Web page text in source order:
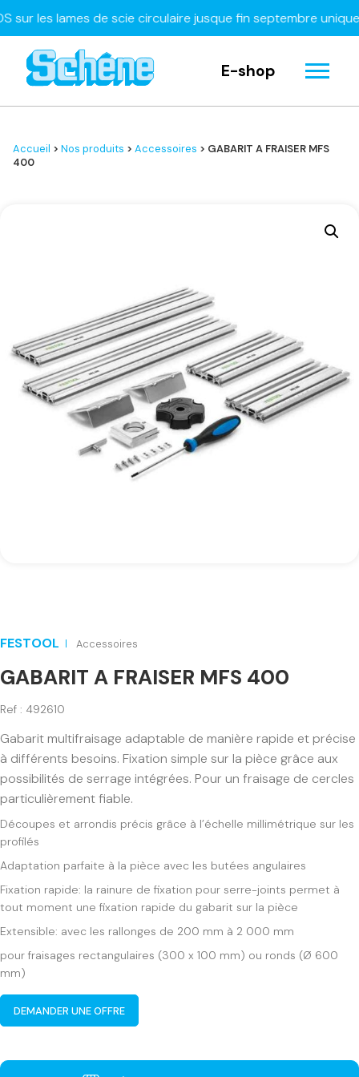
les lames de scie circulaire jusque fin septembre
E-shop
Accueil > Nos produits > Accessoires > GABARIT A FRAISER MFS
400
FESTOOL Accessoires
GABARIT A FRAISER MFS 400
Ref : 492610
Gabarit multifraisage adaptable de manière rapide et précise
à différents besoins. Fixation simple sur la pièce grâce aux
possibilités de serrage intégrées. Pour un fraisage de cercles
particulièrement fiable.
Découpes et arrondis précis grâce à l’échelle millimétrique sur les
profilés
Adaptation parfaite à la pièce avec les butées angulaires
Fixation rapide: la rainure de fixation pour serre-joints permet à
tout moment une fixation rapide du gabarit sur la pièce
Extensible: avec les rallonges de 200 mm à 2 000 mm
pour fraisages rectangulaires (300 x 100 mm) ou ronds (Ø 600
mm)
DEMANDER UNE OFFRE